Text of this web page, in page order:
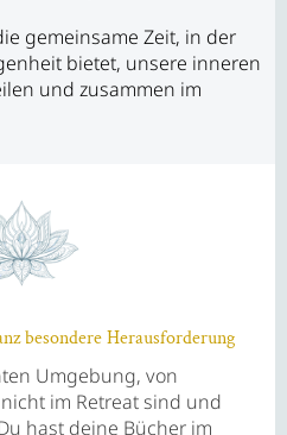
gemeinsame Zeit, in der
bietet, unsere inneren
und zusammen im
besondere Herausforderung
Umgebung, von
im Retreat sind und
hast deine Bücher im